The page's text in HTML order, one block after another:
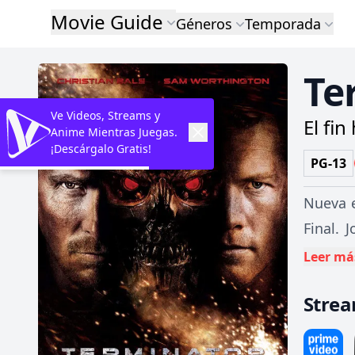
Movie Guide Géneros Temporada
El fin
PG-13
Nueva
Final.
Leer
Ve Videos, Streams y
Anime Mientras Juegas.
¡Descárgalo Gratis!